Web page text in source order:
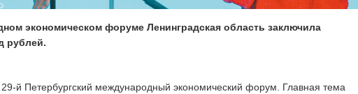
экономическом форуме Ленинградская область заключила
рублей.
й Петербургский международный экономический форум. Главная тема